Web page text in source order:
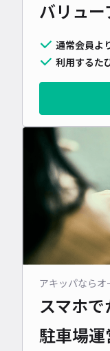
バリュー
通常会員よ
利用するた
アキッパなら
スマホ
駐車場運